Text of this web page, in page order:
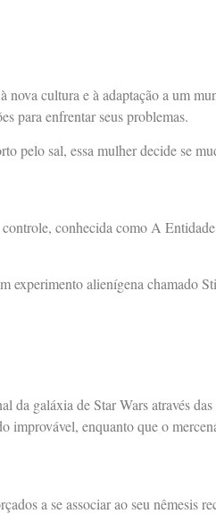
cultura e à adaptação a um
para enfrentar seus problemas.
pelo sal, essa mulher decide se
conhecida como A
experimento alienígena chamado
galáxia de Star Wars através
improvável, enquanto que o
a se associar ao seu nêmesis